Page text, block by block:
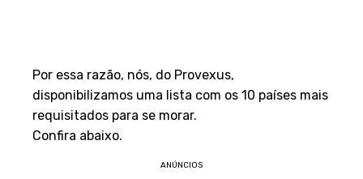
Por essa razão, nós, do Provexus,
disponibilizamos uma lista com os 10 países mais
requisitados para se morar.
Confira abaixo.
ANÚNCIOS